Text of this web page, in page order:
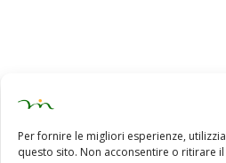
Per fornire le migliori esperienze,
questo sito. Non acconsentire o ritirare